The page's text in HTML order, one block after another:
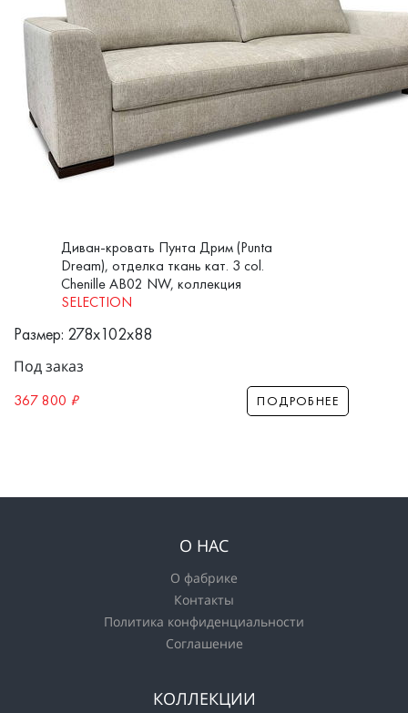
Диван-кровать Пунта Дрим (Punta
Dream), отделка ткань кат. 3 col.
Chenille AB02 NW, коллекция
SELECTION
Размер: 278x102x88
Под заказ
367 800 ₽ ПОДРОБНЕЕ
О НАС
О фабрике
Контакты
Политика конфиденциальности
Соглашение
КОЛЛЕКЦИИ